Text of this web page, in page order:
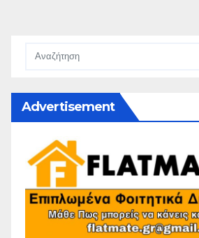
Advertisement